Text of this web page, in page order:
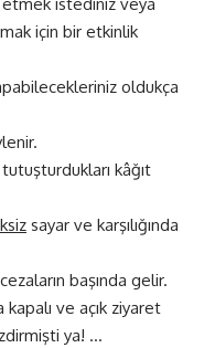
için bir etkinlik
oldukça
kâğıt
sayar ve karşılığında
başında gelir.
kapalı ve açık ziyaret
ya! …